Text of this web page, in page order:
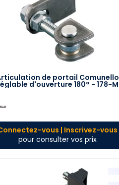
de portail Comunello
d'ouverture 180° - 178-M
vous | Inscrivez-vous
pour consulter vos prix